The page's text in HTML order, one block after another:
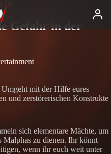
IV
Gefahr in der
mit der Hilfe eures
und zerstörerischen Konstrukte
sich elementare Mächte, um
Malphas zu dienen. Ihr könnt
wenn ihr euch weit unter